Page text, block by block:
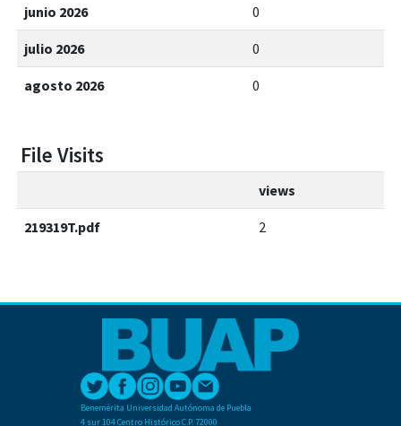
junio 2026 0
julio 2026 0
agosto 2026 0
File Visits
views
219319T.pdf 2
Benemérita Universidad Autónoma de Puebla
4 sur 104 Centro Histórico C.P. 72000